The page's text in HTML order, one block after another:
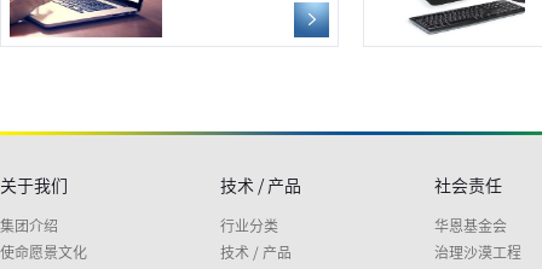
关于我们
集团介绍
使命愿景文化
技术 / 产品
行业分类
技术 / 产品
社会责任
华恩基金会
治理沙漠工程